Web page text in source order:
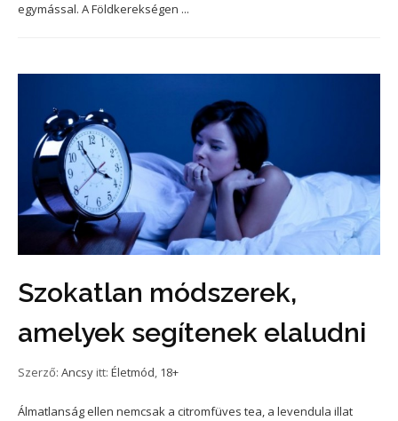
egymással. A Földkerekségen ...
Szokatlan módszerek,
amelyek segítenek elaludni
Szerző: Ancsy itt: Életmód, 18+
Álmatlanság ellen nemcsak a citromfüves tea, a levendula illat